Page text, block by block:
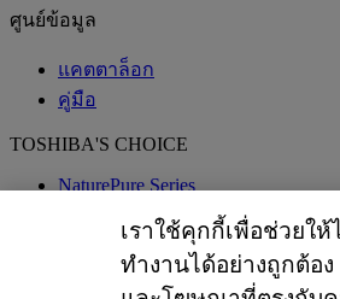
ศูนย์ข้อมูล
แคตตาล็อก
คู่มือ
TOSHIBA'S CHOICE
NaturePure Series
Good for Better Life
OriginTech BUY&WIN
เราใช้คุกกี้เพื่อช่วยให้
ทำงานได้อย่างถูกต้อง